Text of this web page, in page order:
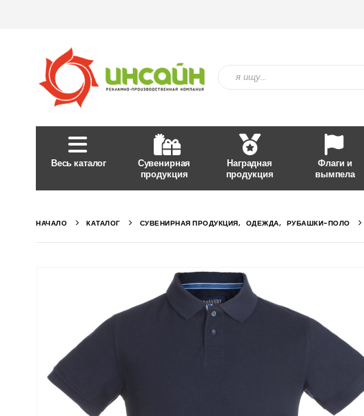
Весь каталог
Сувенирная
продукция
Наградная
продукция
Флаги и
вымпела
НАЧАЛО КАТАЛОГ СУВЕНИРНАЯ ПРОДУКЦИЯ, ОДЕЖДА, РУБАШКИ-ПОЛО